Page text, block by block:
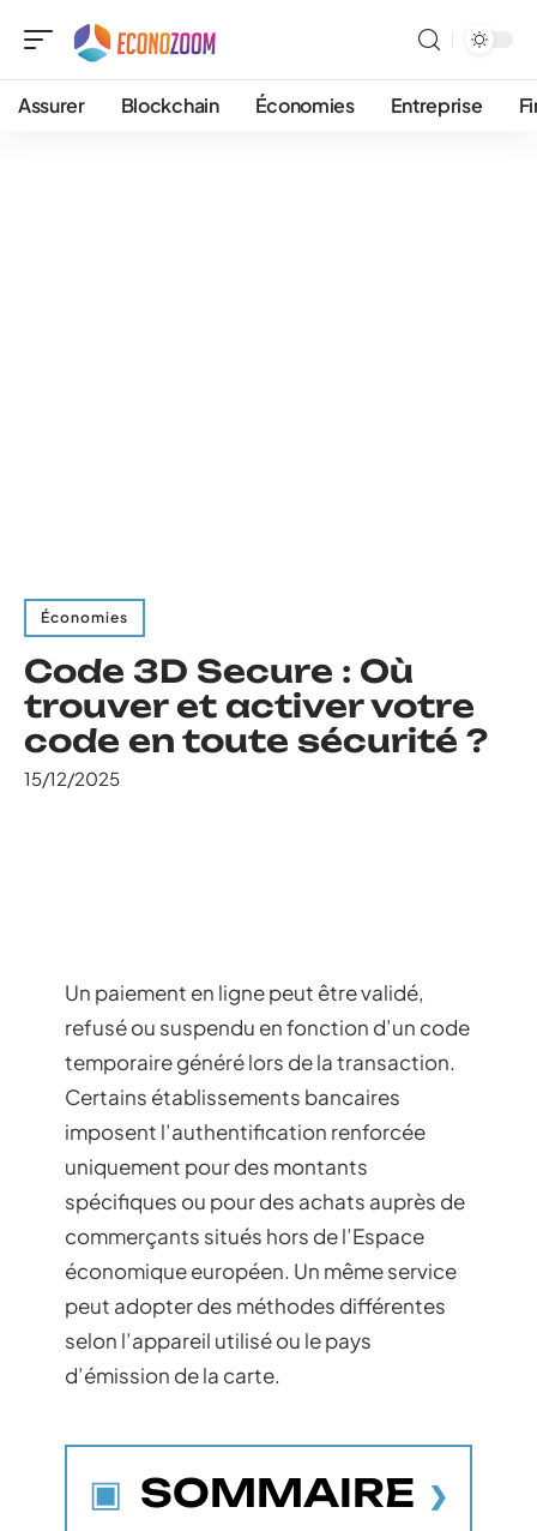
Assurer Blockchain Économies Entreprise
Économies
Code 3D Secure : Où
trouver et activer votre
code en toute sécurité ?
15/12/2025
Un paiement en ligne peut être validé,
refusé ou suspendu en fonction d’un code
temporaire généré lors de la transaction.
Certains établissements bancaires
imposent l’authentification renforcée
uniquement pour des montants
spécifiques ou pour des achats auprès de
commerçants situés hors de l’Espace
économique européen. Un même service
peut adopter des méthodes différentes
selon l’appareil utilisé ou le pays
d’émission de la carte.
SOMMAIRE